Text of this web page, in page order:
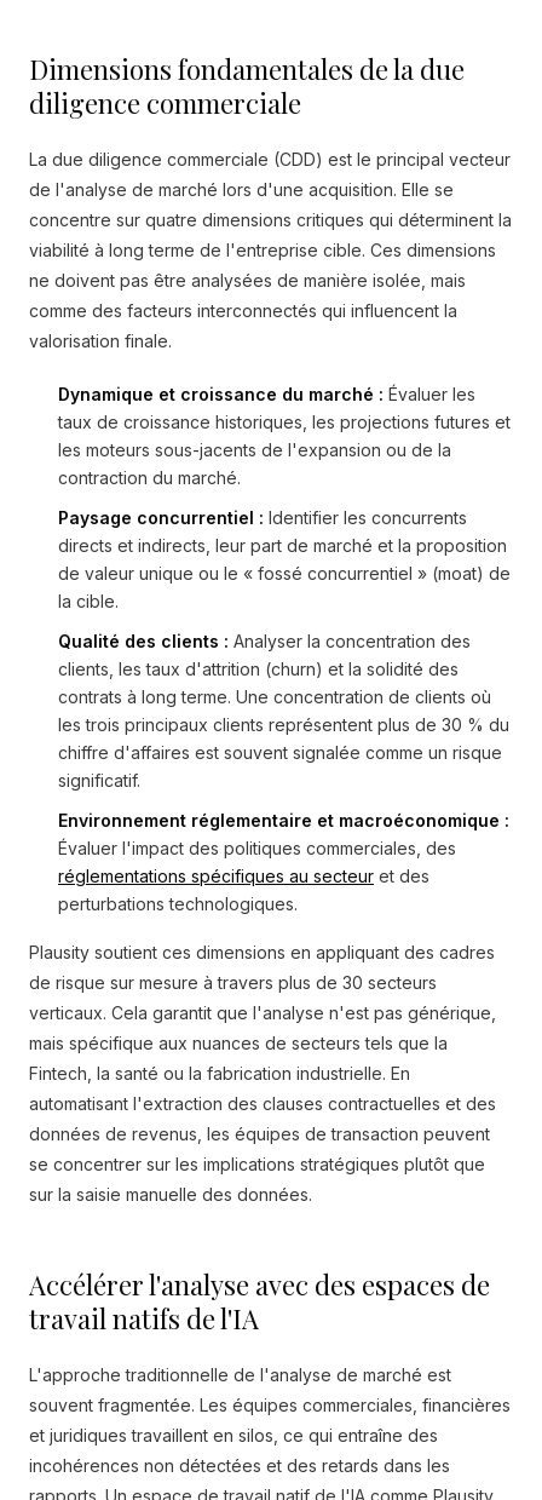
Dimensions fondamentales de la due
diligence commerciale
La due diligence commerciale (CDD) est le principal vecteur
de l'analyse de marché lors d'une acquisition. Elle se
concentre sur quatre dimensions critiques qui déterminent la
viabilité à long terme de l'entreprise cible. Ces dimensions
ne doivent pas être analysées de manière isolée, mais
comme des facteurs interconnectés qui influencent la
valorisation finale.
Dynamique et croissance du marché : Évaluer les
taux de croissance historiques, les projections futures et
les moteurs sous-jacents de l'expansion ou de la
contraction du marché.
Paysage concurrentiel : Identifier les concurrents
directs et indirects, leur part de marché et la proposition
de valeur unique ou le « fossé concurrentiel » (moat) de
la cible.
Qualité des clients : Analyser la concentration des
clients, les taux d'attrition (churn) et la solidité des
contrats à long terme. Une concentration de clients où
les trois principaux clients représentent plus de 30 % du
chiffre d'affaires est souvent signalée comme un risque
significatif.
Environnement réglementaire et macroéconomique :
Évaluer l'impact des politiques commerciales, des
réglementations spécifiques au secteur et des
perturbations technologiques.
Plausity soutient ces dimensions en appliquant des cadres
de risque sur mesure à travers plus de 30 secteurs
verticaux. Cela garantit que l'analyse n'est pas générique,
mais spécifique aux nuances de secteurs tels que la
Fintech, la santé ou la fabrication industrielle. En
automatisant l'extraction des clauses contractuelles et des
données de revenus, les équipes de transaction peuvent
se concentrer sur les implications stratégiques plutôt que
sur la saisie manuelle des données.
Accélérer l'analyse avec des espaces de
travail natifs de l'IA
L'approche traditionnelle de l'analyse de marché est
souvent fragmentée. Les équipes commerciales, financières
et juridiques travaillent en silos, ce qui entraîne des
incohérences non détectées et des retards dans les
rapports. Un espace de travail natif de l'IA comme Plausity